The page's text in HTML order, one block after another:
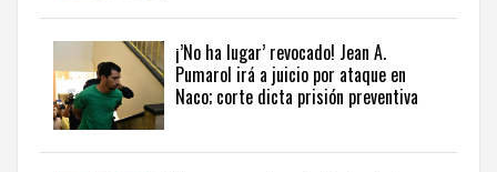
¡’No ha lugar’ revocado! Jean A.
Pumarol irá a juicio por ataque en
Naco; corte dicta prisión preventiva